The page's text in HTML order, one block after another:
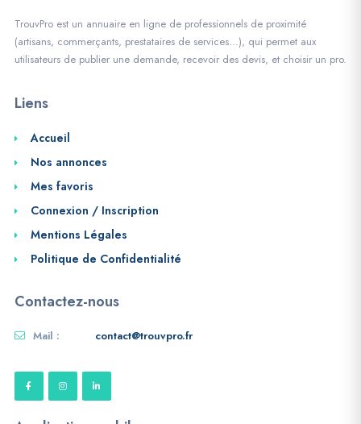
TrouvPro est un annuaire en ligne de professionnels de proximité
(artisans, commerçants, prestataires de services…), qui permet aux
utilisateurs de publier une demande, recevoir des devis, et choisir un pro.
Liens
Accueil
Nos annonces
Mes favoris
Connexion / Inscription
Mentions Légales
Politique de Confidentialité
Contactez-nous
Mail : contact@trouvpro.fr